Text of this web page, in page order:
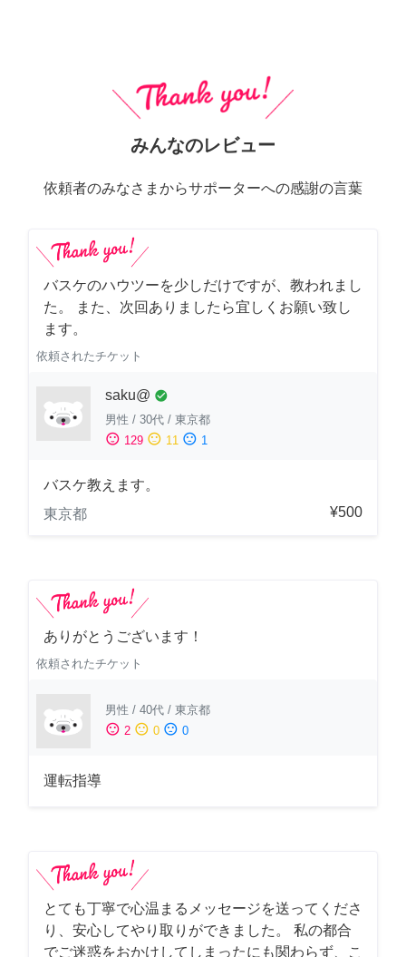
みんなのレビュー
依頼者のみなさまからサポーターへの感謝の言葉
バスケのハウツーを少しだけですが、教われまし
た。 また、次回ありましたら宜しくお願い致し
ます。
依頼されたチケット
saku@ check_circle
男性 / 30代 / 東京都
sentiment_satisfied 129 sentiment_neutral 11 sentiment_dissatisfied 1
バスケ教えます。
東京都
¥500
ありがとうございます！
依頼されたチケット
男性 / 40代 / 東京都
sentiment_satisfied 2 sentiment_neutral 0 sentiment_dissatisfied 0
運転指導
とても丁寧で心温まるメッセージを送ってくださ
り、安心してやり取りができました。 私の都合
でご迷惑をおかけしてしまったにも関わらず、こ